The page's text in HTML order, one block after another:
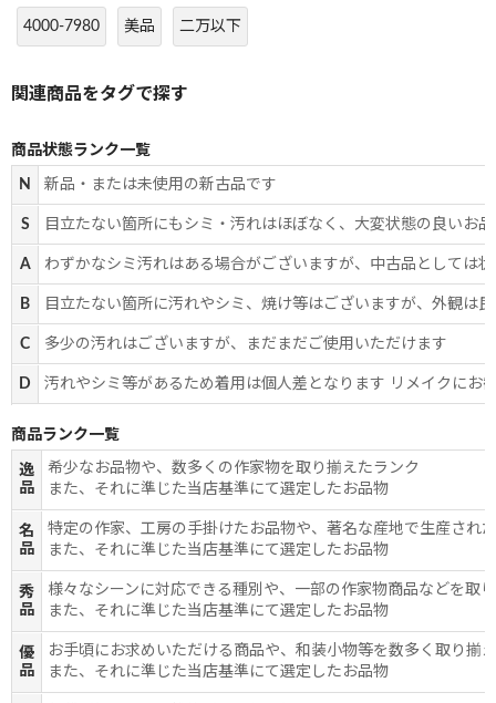
4000-7980 美品 二万以下
商品状態ランク一覧
N 新品・または未使用の新古品です
S 目立たない箇所にもシミ・汚れはほぼなく、大変状態の良いお
A わずかなシミ汚れはある場合がございますが、中古品としては
B 目立たない箇所に汚れやシミ、焼け等はございますが、外観は
C 多少の汚れはございますが、まだまだご使用いただけます
D 汚れやシミ等があるため着用は個人差となります リメイクにお
商品ランク一覧
逸
品
希少なお品物や、数多くの作家物を取り揃えたランク
また、それに準じた当店基準にて選定したお品物
名
品
特定の作家、工房の手掛けたお品物や、著名な産地で生産され
また、それに準じた当店基準にて選定したお品物
秀
品
様々なシーンに対応できる種別や、一部の作家物商品などを取
また、それに準じた当店基準にて選定したお品物
優
品
お手頃にお求めいただける商品や、和装小物等を数多く取り揃
また、それに準じた当店基準にて選定したお品物